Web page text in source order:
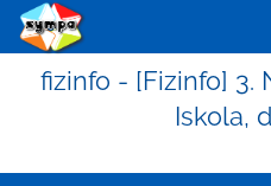
fizinfo - [Fizinfo] 3.
Iskola,